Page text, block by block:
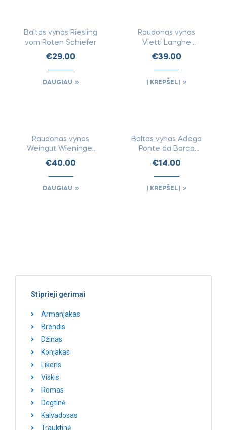
PARDUOTUVĖSE
Baltas vynas Riesling
vom Roten Schiefer
€29.00
DAUGIAU
Raudonas vynas
Vietti Langhe
Nebbiolo PERBACCO
DOCG
€39.00
Į KREPŠELĮ
PARDUOTUVĖSE
Raudonas vynas
Weingut Wieninger
Select Pinot noir
€40.00
DAUGIAU
Baltas vynas Adega
Ponte da Barca
Grande Escolha
€14.00
Į KREPŠELĮ
Stiprieji gėrimai
Armanjakas
Brendis
Džinas
Konjakas
Likeris
Viskis
Romas
Degtinė
Kalvadosas
Trauktinė